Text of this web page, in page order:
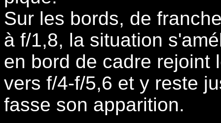
Sur les bords, de
à f/1,8, la situation
en bord de cadre rejoint
vers f/4-f/5,6 et y reste
fasse son apparition.